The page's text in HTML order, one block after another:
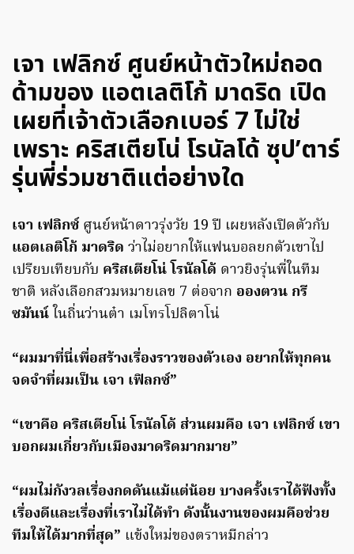
เจา เฟลิกซ์ ศูนย์หน้าตัวใหม่ถอด
ด้ามของ แอตเลติโก้ มาดริด เปิด
เผยที่เจ้าตัวเลือกเบอร์ 7 ไม่ใช่
เพราะ คริสเตียโน่ โรนัลโด้ ซุป’ตาร์
รุ่นพี่ร่วมชาติแต่อย่างใด
เจา เฟลิกซ์ ศูนย์หน้าดาวรุ่งวัย 19 ปี เผยหลังเปิดตัวกับ
แอตเลติโก้ มาดริด ว่าไม่อยากให้แฟนบอลยกตัวเขาไป
เปรียบเทียบกับ คริสเตียโน่ โรนัลโด้ ดาวยิงรุ่นพี่ในทีม
ชาติ หลังเลือกสวมหมายเลข 7 ต่อจาก อองตวน กรี
ซมันน์ในถิ่นว่านต๋า เมโทรโปลิตาโน่
“ผมมาที่นี่เพื่อสร้างเรื่องราวของตัวเอง อยากให้ทุกคน
จดจำที่ผมเป็น เจา เฟิลกซ์”
“เขาคือ คริสเตียโน่ โรนัลโด้ ส่วนผมคือ เจา เฟลิกซ์ เขา
บอกผมเกี่ยวกับเมืองมาดริดมากมาย”
“ผมไม่กังวลเรื่องกดดันแม้แต่น้อย บางครั้งเราได้ฟังทั้ง
เรื่องดีและเรื่องที่เราไม่ได้ทำ ดังนั้นงานของผมคือช่วย
ทีมให้ได้มากที่สุด” แข้งใหม่ของตราหมีกล่าว